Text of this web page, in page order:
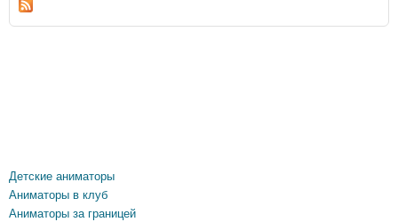
Детские аниматоры
Аниматоры в клуб
Аниматоры за границей